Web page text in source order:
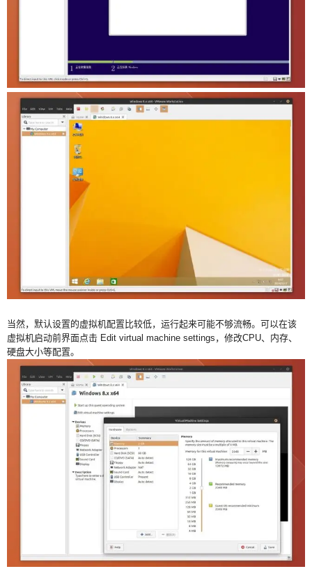
当然，默认设置的虚拟机配置比较低，运行起来可能不够流畅。可以在该
虚拟机启动前界面点击 Edit virtual machine settings，修改CPU、内存、
硬盘大小等配置。